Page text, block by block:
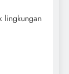
lingkungan